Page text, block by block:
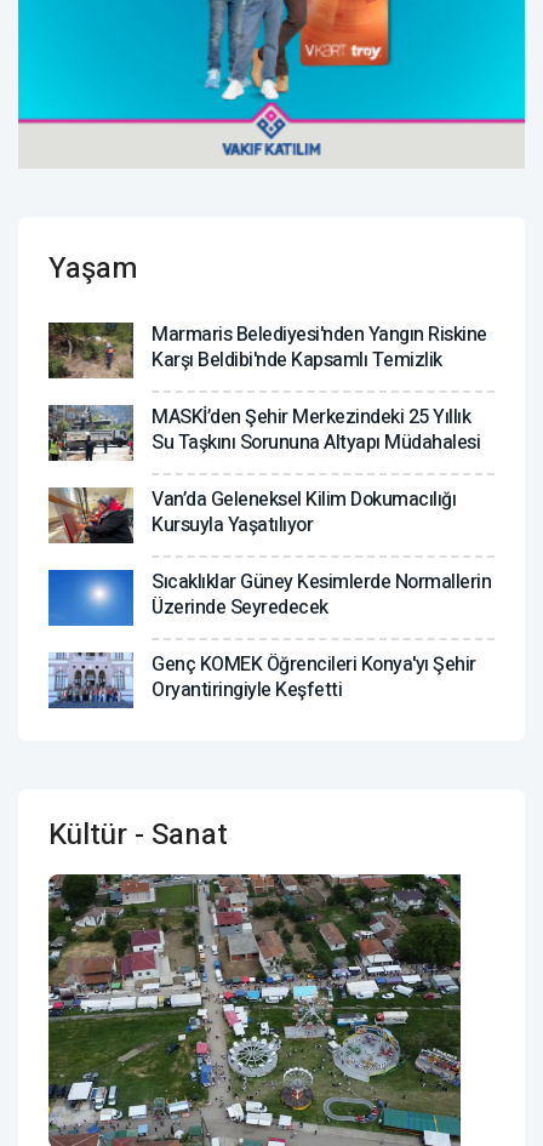
Yaşam
Marmaris Belediyesi'nden Yangın Riskine
Karşı Beldibi'nde Kapsamlı Temizlik
MASKİ’den Şehir Merkezindeki 25 Yıllık
Su Taşkını Sorununa Altyapı Müdahalesi
Van’da Geleneksel Kilim Dokumacılığı
Kursuyla Yaşatılıyor
Sıcaklıklar Güney Kesimlerde Normallerin
Üzerinde Seyredecek
Genç KOMEK Öğrencileri Konya'yı Şehir
Oryantiringiyle Keşfetti
Kültür - Sanat